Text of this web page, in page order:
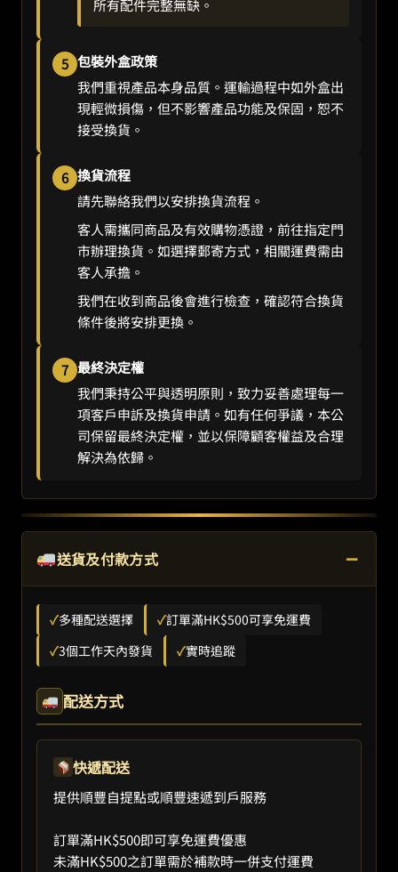
所有配件完整無缺。
5 包裝外盒政策
我們重視產品本身品質。運輸過程中如外盒出
現輕微損傷，但不影響產品功能及保固，恕不
接受換貨。
6 換貨流程
請先聯絡我們以安排換貨流程。
客人需攜同商品及有效購物憑證，前往指定門
市辦理換貨。如選擇郵寄方式，相關運費需由
客人承擔。
我們在收到商品後會進行檢查，確認符合換貨
條件後將安排更換。
7 最終決定權
我們秉持公平與透明原則，致力妥善處理每一
項客戶申訴及換貨申請。如有任何爭議，本公
司保留最終決定權，並以保障顧客權益及合理
解決為依歸。
送貨及付款方式 −
✓多種配送選擇 ✓訂單滿HK$500可享免運費
✓3個工作天內發貨 ✓實時追蹤
配送方式
快遞配送
提供順豐自提點或順豐速遞到戶服務
訂單滿HK$500即可享免運費優惠
未滿HK$500之訂單需於補款時一併支付運費